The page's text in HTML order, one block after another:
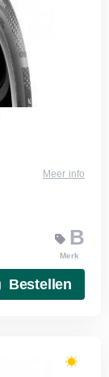
Meer info
B
Merk
Bestellen